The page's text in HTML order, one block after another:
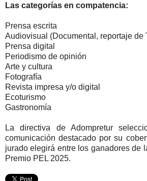
Las categorías en compatencia:
Prensa escrita
Audiovisual (Documental, reportaje de
Prensa digital
Periodismo de opinión
Arte y cultura
Fotografía
Revista impresa y/o digital
Ecoturismo
Gastronomía
La directiva de Adompretur
comunicación destacado por su
jurado elegirá entre los ganadores de
Premio PEL 2025.